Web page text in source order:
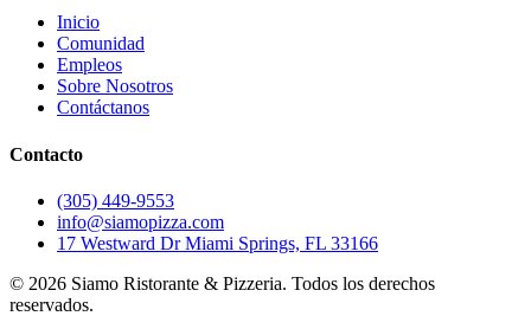
Inicio
Comunidad
Empleos
Sobre Nosotros
Contáctanos
Contacto
(305) 449-9553
info@siamopizza.com
17 Westward Dr Miami Springs, FL 33166
© 2026 Siamo Ristorante & Pizzeria. Todos los derechos
reservados.